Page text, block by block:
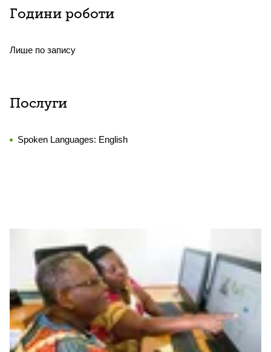
Години роботи
Лише по запису
Послуги
Spoken Languages: English